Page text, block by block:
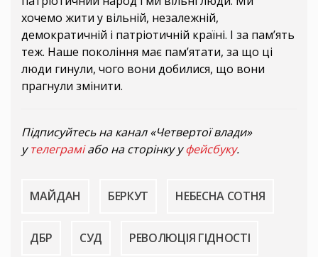
хочемо жити у вільній, незалежній,
демократичній і патріотичній країні. І за пам’ять
теж. Наше покоління має пам’ятати, за що ці
люди гинули, чого вони добилися, що вони
прагнули змінити.
Підписуйтесь на канал «Четвертої влади»
утелеграміабо на сторінку уфейсбуку.
МАЙДАН БЕРКУТ НЕБЕСНА СОТНЯ
ДБР СУД РЕВОЛЮЦІЯ ГІДНОСТІ